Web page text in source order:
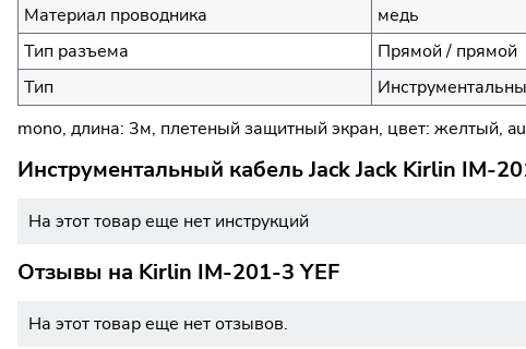
Материал проводника
медь
Тип разъема
Прямой / прямой
Тип
mono, длина: 3м, плетеный защитный экран, цвет: желтый,
Инструментальный кабель Jack Jack Kirlin IM-
На этот товар еще нет инструкций
Отзывы на Kirlin IM-201-3 YEF
На этот товар еще нет отзывов.